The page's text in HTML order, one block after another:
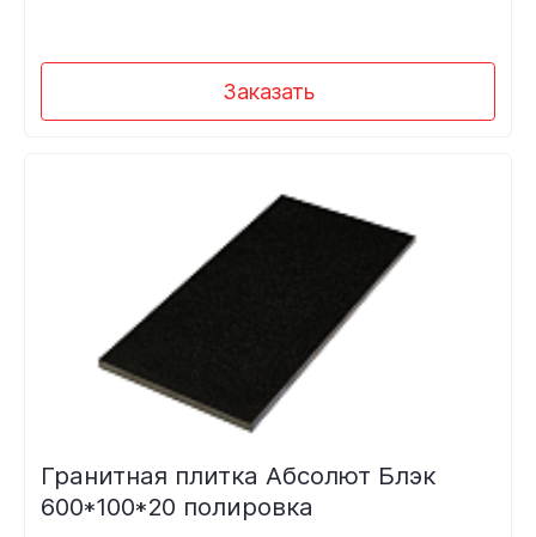
Заказать
Гранитная плитка Абсолют Блэк
600*100*20 полировка